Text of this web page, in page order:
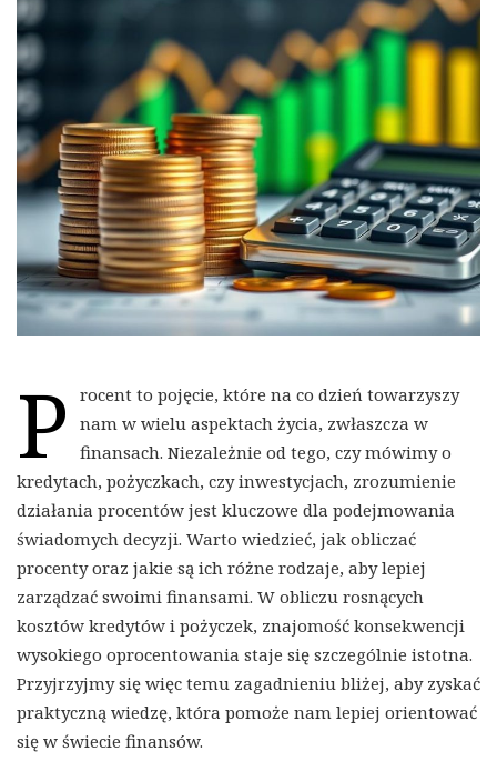
P
rocent to pojęcie, które na co dzień towarzyszy
nam w wielu aspektach życia, zwłaszcza w
finansach. Niezależnie od tego, czy mówimy o
kredytach, pożyczkach, czy inwestycjach, zrozumienie
działania procentów jest kluczowe dla podejmowania
świadomych decyzji. Warto wiedzieć, jak obliczać
procenty oraz jakie są ich różne rodzaje, aby lepiej
zarządzać swoimi finansami. W obliczu rosnących
kosztów kredytów i pożyczek, znajomość konsekwencji
wysokiego oprocentowania staje się szczególnie istotna.
Przyjrzyjmy się więc temu zagadnieniu bliżej, aby zyskać
praktyczną wiedzę, która pomoże nam lepiej orientować
się w świecie finansów.